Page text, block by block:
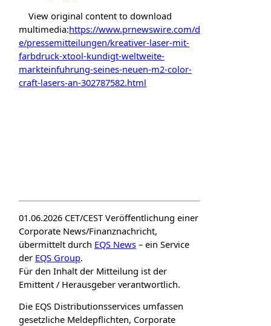
View original content to download
multimedia:https://www.prnewswire.com/d
e/pressemitteilungen/kreativer-laser-mit-
farbdruck-xtool-kundigt-weltweite-
markteinfuhrung-seines-neuen-m2-color-
craft-lasers-an-302787582.html
01.06.2026 CET/CEST Veröffentlichung einer
Corporate News/Finanznachricht,
übermittelt durch EQS News – ein Service
der EQS Group.
Für den Inhalt der Mitteilung ist der
Emittent / Herausgeber verantwortlich.
Die EQS Distributionsservices umfassen
gesetzliche Meldepflichten, Corporate